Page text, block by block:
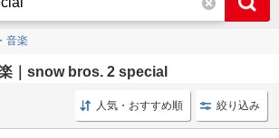
音楽
｜snow bros. 2 special
コミックス 講談社 通常版 邦楽
人気・おすすめ順 絞り込み